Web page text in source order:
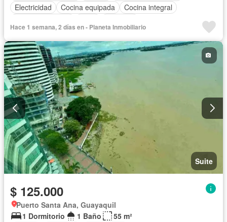
Electricidad Cocina equipada
Cocina integral
Acceso para personas con discapacidad
Garita de guardianía
Gimnasio Ascensor
Seguridad
Piscina
Completamente amoblado
Hace 1 semana, 2 días en - Planeta Inmobiliario
Suite
$ 125.000
Puerto Santa Ana, Guayaquil
1 Dormitorio
1 Baño
55 m²